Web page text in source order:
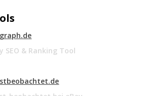
SEO & Ranking Tool